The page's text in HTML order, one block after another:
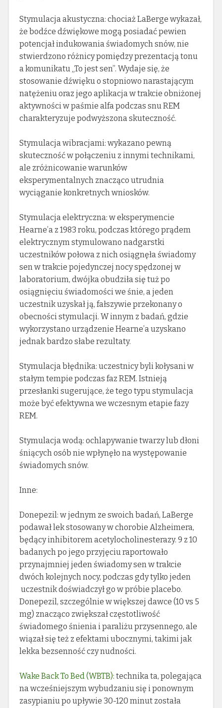
Stymulacja akustyczna: chociaż LaBerge wykazał,
że bodźce dźwiękowe mogą posiadać pewien
potencjał indukowania świadomych snów, nie
stwierdzono różnicy pomiędzy prezentacją tonu
a komunikatu „To jest sen”. Wydaje się, że
stosowanie dźwięku o stopniowo narastającym
natężeniu oraz jego aplikacja w trakcie obniżonej
aktywności w paśmie alfa podczas snu REM
charakteryzuje podwyższona skuteczność.
Stymulacja wibracjami: wykazano pewną
skuteczność w połączeniu z innymi technikami,
ale zróżnicowanie warunków
eksperymentalnych znacząco utrudnia
wyciąganie konkretnych wniosków.
Stymulacja elektryczna: w eksperymencie
Hearne’a z 1983 roku, podczas którego prądem
elektrycznym stymulowano nadgarstki
uczestników połowa z nich osiągnęła świadomy
sen w trakcie pojedynczej nocy spędzonej w
laboratorium, dwójka obudziła się tuż po
osiągnięciu świadomości we śnie, a jeden
uczestnik uzyskał ją, fałszywie przekonany o
obecności stymulacji. W innym z badań, gdzie
wykorzystano urządzenie Hearne’a uzyskano
jednak bardzo słabe rezultaty.
Stymulacja błędnika: uczestnicy byli kołysani w
stałym tempie podczas faz REM. Istnieją
przesłanki sugerujące, że tego typu stymulacja
może być efektywna we wczesnym etapie fazy
REM.
Stymulacja wodą: ochlapywanie twarzy lub dłoni
śniących osób nie wpłynęło na występowanie
świadomych snów.
Inne:
Donepezil: w jednym ze swoich badań, LaBerge
podawał lek stosowany w chorobie Alzheimera,
będący inhibitorem acetylocholinesterazy. 9 z 10
badanych po jego przyjęciu raportowało
przynajmniej jeden świadomy sen w trakcie
dwóch kolejnych nocy, podczas gdy tylko jeden
uczestnik doświadczył go w próbie placebo.
Donepezil, szczególnie w większej dawce (10 vs 5
mg) znacząco zwiększał częstotliwość
świadomego śnienia i paraliżu przysennego, ale
wiązał się też z efektami ubocznymi, takimi jak
lekka bezsenność czy nudności.
Wake Back To Bed (WBTB): technika ta, polegająca
na wcześniejszym wybudzaniu się i ponownym
zasypianiu po upływie 30-120 minut została